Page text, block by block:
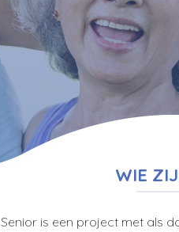
WIE
is een project met als